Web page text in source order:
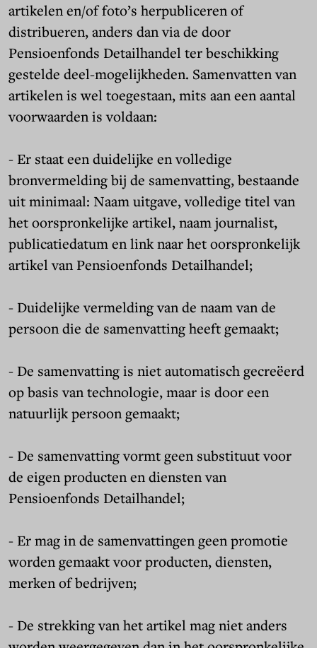
artikelen en/of foto’s herpubliceren of
distribueren, anders dan via de door
Pensioenfonds Detailhandel ter beschikking
gestelde deel-mogelijkheden. Samenvatten van
artikelen is wel toegestaan, mits aan een aantal
voorwaarden is voldaan:
- Er staat een duidelijke en volledige
bronvermelding bij de samenvatting, bestaande
uit minimaal: Naam uitgave, volledige titel van
het oorspronkelijke artikel, naam journalist,
publicatiedatum en link naar het oorspronkelijk
artikel van Pensioenfonds Detailhandel;
- Duidelijke vermelding van de naam van de
persoon die de samenvatting heeft gemaakt;
- De samenvatting is niet automatisch gecreëerd
op basis van technologie, maar is door een
natuurlijk persoon gemaakt;
- De samenvatting vormt geen substituut voor
de eigen producten en diensten van
Pensioenfonds Detailhandel;
- Er mag in de samenvattingen geen promotie
worden gemaakt voor producten, diensten,
merken of bedrijven;
- De strekking van het artikel mag niet anders